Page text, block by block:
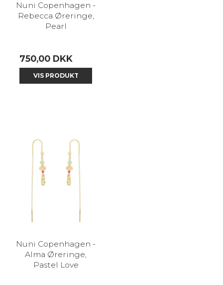
Nuni Copenhagen -
Rebecca Øreringe,
Pearl
750,00 DKK
VIS PRODUKT
Nuni Copenhagen -
Alma Øreringe,
Pastel Love